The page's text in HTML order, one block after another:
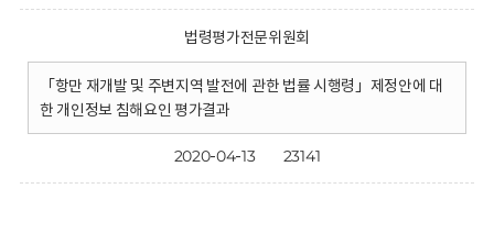
법령평가전문위원회
「항만 재개발 및 주변지역 발전에 관한 법률 시행령」제정안에 대
한 개인정보 침해요인 평가결과
2020-04-13 23141